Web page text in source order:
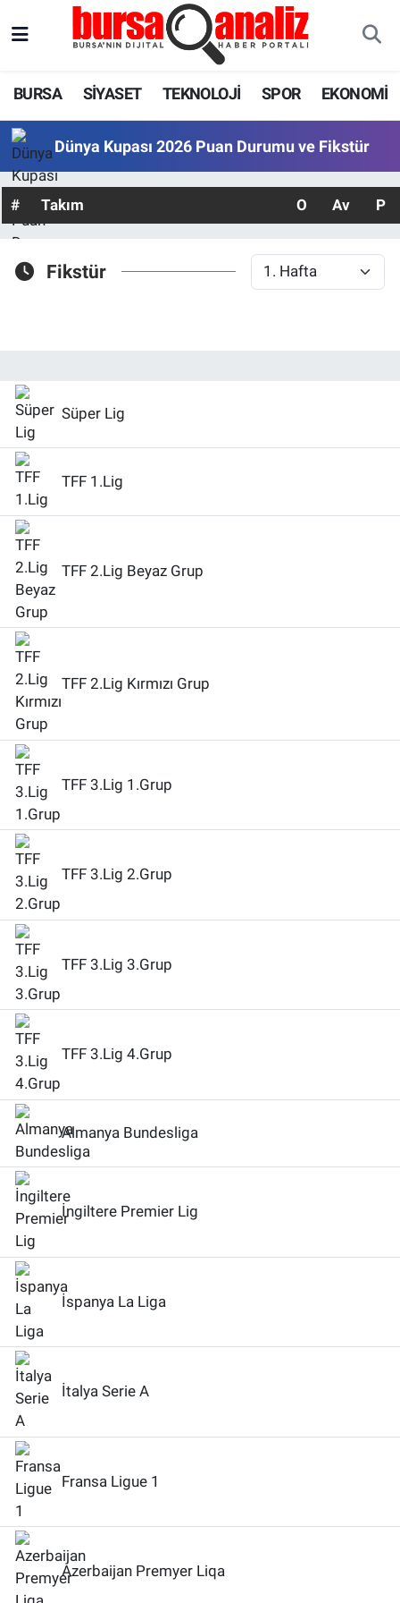
BURSA SİYASET TEKNOLOJİ SPOR EKONOMİ
Dünya Kupası 2026 Puan Durumu ve Fikstür
# Takım O Av P
Fikstür
Süper Lig
TFF 1.Lig
TFF 2.Lig Beyaz Grup
TFF 2.Lig Kırmızı Grup
TFF 3.Lig 1.Grup
TFF 3.Lig 2.Grup
TFF 3.Lig 3.Grup
TFF 3.Lig 4.Grup
Almanya Bundesliga
İngiltere Premier Lig
İspanya La Liga
İtalya Serie A
Fransa Ligue 1
Azerbaijan Premyer Liqa
TEKNOLOJİ
SPOR
Trafik Durumu
Süper Lig Puan Durumu ve Fikstür